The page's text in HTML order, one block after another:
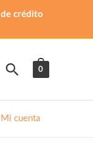
crédito
Buscar
0
Mi cuenta